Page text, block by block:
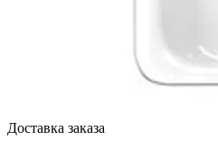
Доставка заказа